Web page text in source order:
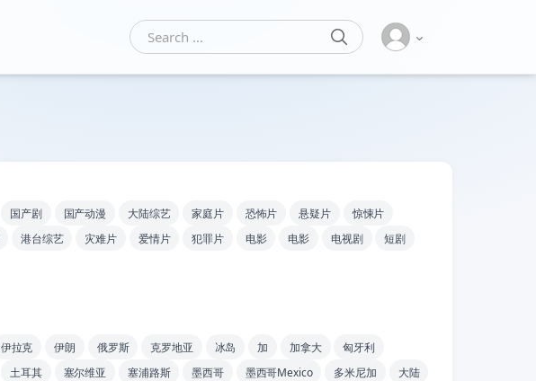
Search for:
SEARCH
国产剧 国产动漫 大陆综艺 家庭片 恐怖片 悬疑片
惊悚片
港台综艺 灾难片 爱情片 犯罪片 电影 电影 电视剧
短剧
伊拉克 伊朗 俄罗斯 克罗地亚 冰岛 加 加拿大
匈牙利
土耳其 塞尔维亚 塞浦路斯 墨西哥 墨西哥Mexico 多米尼加
大陆